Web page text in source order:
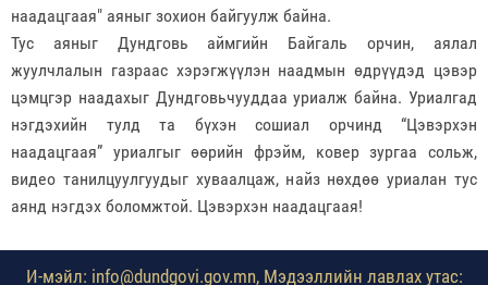
наадацгаая" аяныг зохион байгуулж байна.
Тус аяныг Дундговь аймгийн Байгаль орчин, аялал
жуулчлалын газраас хэрэгжүүлэн наадмын өдрүүдэд цэвэр
цэмцгэр наадахыг Дундговьчууддаа уриалж байна. Уриалгад
нэгдэхийн тулд та бүхэн сошиал орчинд “Цэвэрхэн
наадацгаая” уриалгыг өөрийн фрэйм, ковер зургаа сольж,
видео танилцуулгуудыг хуваалцаж, найз нөхдөө уриалан тус
аянд нэгдэх боломжтой. Цэвэрхэн наадацгаая!
И-мэйл: info@dundgovi.gov.mn, Мэдээллийн лавлах утас: